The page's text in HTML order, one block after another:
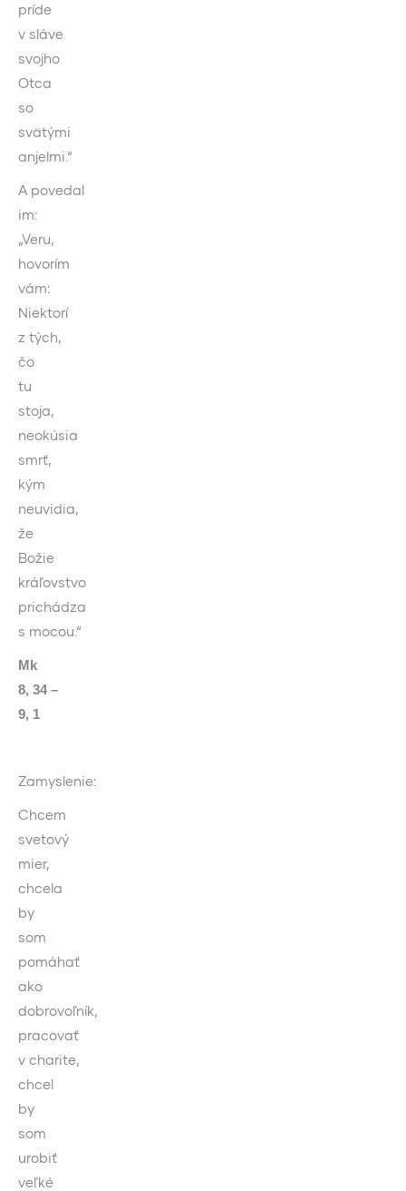
príde
v sláve
svojho
Otca
so
svätými
anjelmi.“
A povedal
im:
„Veru,
hovorím
vám:
Niektorí
z tých,
čo
tu
stoja,
neokúsia
smrť,
kým
neuvidia,
že
Božie
kráľovstvo
prichádza
s mocou.“
Mk
8, 34 –
9, 1
Zamyslenie:
Chcem
svetový
mier,
chcela
by
som
pomáhať
ako
dobrovoľník,
pracovať
v charite,
chcel
by
som
urobiť
veľké